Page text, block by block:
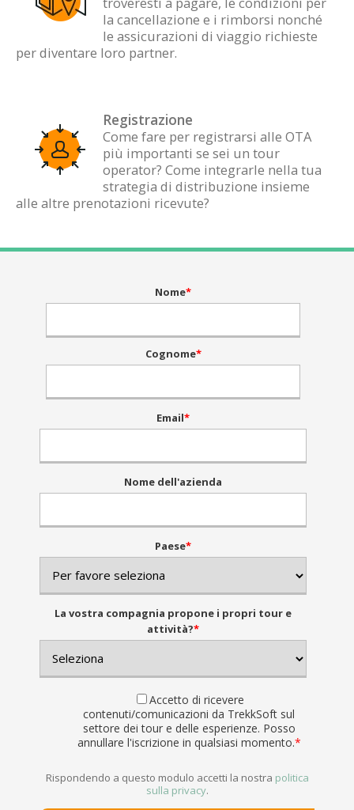
la cancellazione e i rimborsi nonché
le assicurazioni di viaggio richieste
per diventare loro partner.
Registrazione
Come fare per registrarsi alle OTA
più importanti se sei un tour
operator? Come integrarle nella tua
strategia di distribuzione insieme
alle altre prenotazioni ricevute?
Nome*
Cognome*
Email*
Nome dell'azienda
Paese*
La vostra compagnia propone i propri tour e
attività?*
Accetto di ricevere
contenuti/comunicazioni da TrekkSoft sul
settore dei tour e delle esperienze. Posso
annullare l'iscrizione in qualsiasi momento.*
Rispondendo a questo modulo accetti la nostra politica
sulla privacy.